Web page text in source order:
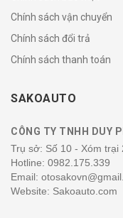
Chính sách vận chuyển
Chính sách đổi trả
Chính sách thanh toán
SAKOAUTO
CÔNG TY TNHH DUY
Trụ sở: Số 10 - Xóm trại
Hotline: 0982.175.339
Email:
Website: Sakoauto.com